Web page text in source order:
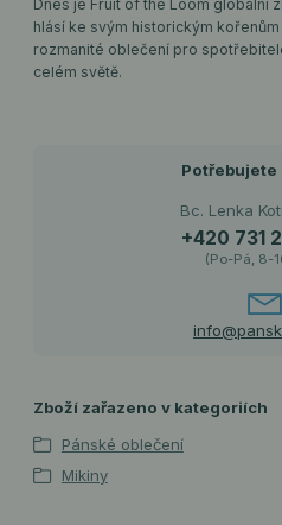
Dnes je Fruit of the Loom globální
hlásí ke svým historickým
rozmanité oblečení pro
celém světě.
Potřebujete
Bc. Lenka
+420 731
(Po-Pá, 8-
Zboží zařazeno v kategoriích
Pánské oblečení
Mikiny